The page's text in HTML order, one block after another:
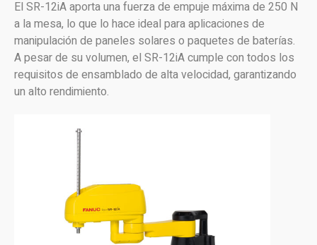
El SR-12iA aporta una fuerza de empuje máxima de 250 N
a la mesa, lo que lo hace ideal para aplicaciones de
manipulación de paneles solares o paquetes de baterías.
A pesar de su volumen, el SR-12iA cumple con todos los
requisitos de ensamblado de alta velocidad, garantizando
un alto rendimiento.